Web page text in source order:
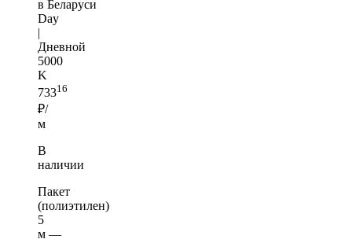
в Беларуси
Day
|
Дневной
5000
K
73316
₽/
м
В
наличии
Пакет
(полиэтилен)
5
м —